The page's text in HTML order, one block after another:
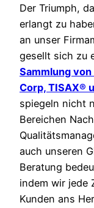
Der Triumph,
erlangt zu
an unser
gesellt sich zu
Sammlung
Corp, TISAX®
spiegeln nicht
Bereichen
auch unseren
Beratung
indem wir jede
Kunden ans